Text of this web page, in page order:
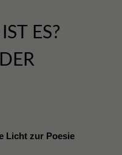
ES?
Licht zur Poesie